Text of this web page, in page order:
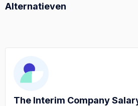
Alternatieven
The Interim Company